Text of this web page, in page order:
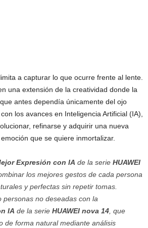
a capturar lo que ocurre frente al lente.
una extensión de la creatividad donde la
antes dependía únicamente del ojo
los avances en Inteligencia Artificial (IA),
refinarse y adquirir una nueva
que se quiere inmortalizar.
Expresión con IA de la serie HUAWEI
los mejores gestos de cada persona
y perfectas sin repetir tomas.
personas no deseadas con la
IA de la serie HUAWEI nova 14, que
de forma natural mediante análisis